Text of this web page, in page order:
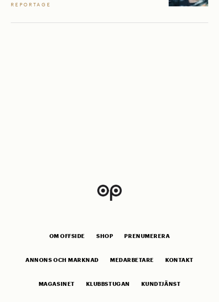
REPORTAGE
OM OFFSIDE SHOP PRENUMERERA
ANNONS OCH MARKNAD MEDARBETARE KONTAKT
MAGASINET KLUBBSTUGAN KUNDTJÄNST